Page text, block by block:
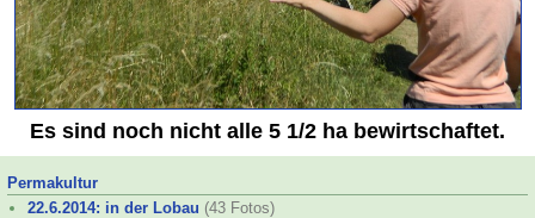
Es sind noch nicht alle 5 1/2 ha bewirtschaftet.
Permakultur
22.6.2014: in der Lobau (43 Fotos)